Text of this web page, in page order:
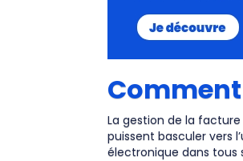
Comment
La gestion de la
puissent basculer vers
électronique dans tous